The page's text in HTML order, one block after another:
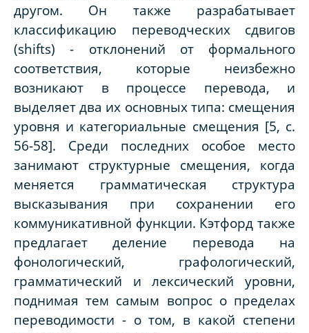
другом. Он также разрабатывает
классификацию переводческих сдвигов
(shifts) - отклонений от формального
соответствия, которые неизбежно
возникают в процессе перевода, и
выделяет два их основных типа: смещения
уровня и категориальные смещения [5, с.
56-58]. Среди последних особое место
занимают структурные смещения, когда
меняется грамматическая структура
высказывания при сохранении его
коммуникативной функции. Кэтфорд также
предлагает деление перевода на
фонологический, графологический,
грамматический и лексический уровни,
поднимая тем самым вопрос о пределах
переводимости - о том, в какой степени